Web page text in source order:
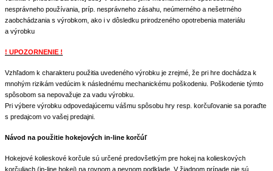
nesprávneho používania, príp. nesprávneho zásahu, neúmerného a nešetrného
zaobchádzania s výrobkom, ako i v dôsledku prirodzeného opotrebenia materiálu
a výrobku
! UPOZORNENIE !
Vzhľadom k charakteru použitia uvedeného výrobku je zrejmé, že pri hre dochádza k
mnohým rizikám vedúcim k následnému mechanickému poškodeniu. Poškodenie týmto
spôsobom sa nepovažuje za vadu výrobku.
Pri výbere výrobku odpovedajúcemu vášmu spôsobu hry resp. korčuľovanie sa poraďte
s predajcom vo vašej predajni.
Návod na použitie hokejových in-line korčúľ
Hokejové kolieskové korčule sú určené predovšetkým pre hokej na kolieskových
korčuliach (in-line hokej) na rovnom a pevnom podklade. V žiadnom prípade nie sú